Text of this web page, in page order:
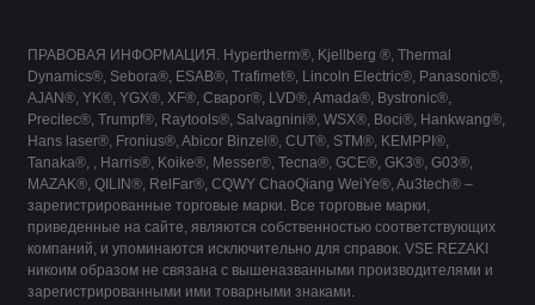
ПРАВОВАЯ ИНФОРМАЦИЯ. Hypertherm®, Kjellberg ®, Thermal
Dynamics®, Sebora®, ESAB®, Trafimet®, Lincoln Electric®, Panasonic®,
AJAN®, YK®, YGX®, XF®, Сварог®, LVD®, Amada®, Bystronic®,
Precitec®, Trumpf®, Raytools®, Salvagnini®, WSX®, Boci®, Hankwang®,
Hans laser®, Fronius®, Abicor Binzel®, CUT®, STM®, KEMPPI®,
Tanaka®, , Harris®, Koike®, Messer®, Tecna®, GCE®, GK3®, G03®,
MAZAK®, QILIN®, RelFar®, CQWY ChaoQiang WeiYe®, Au3tech® –
зарегистрированные торговые марки. Все торговые марки,
приведенные на сайте, являются собственностью соответствующих
компаний, и упоминаются исключительно для справок. VSE REZAKI
никоим образом не связана с вышеназванными производителями и
зарегистрированными ими товарными знаками.